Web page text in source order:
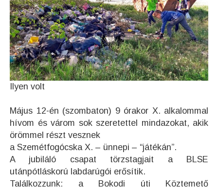
Ilyen volt
Május 12-én (szombaton) 9 órakor X. alkalommal
hívom és várom sok szeretettel mindazokat, akik
örömmel részt vesznek
a Szemétfogócska X. – ünnepi – “játékán”.
A jubiláló csapat törzstagjait a BLSE
utánpótláskorú labdarúgói erősítik.
Találkozzunk: a Bokodi úti Köztemető